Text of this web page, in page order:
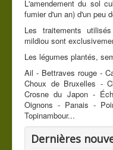
Contact
Vous êtes ici : Accueil
Mon potager
L'amendement du sol
fumier d'un an) d'un peu
Les traitements
mildiou sont
Les légumes plantés,
Ail - Bettraves rouge -
Choux de Bruxelles -
Crosne du Japon -
Oignons - Panais -
Topinambour...
Dernières